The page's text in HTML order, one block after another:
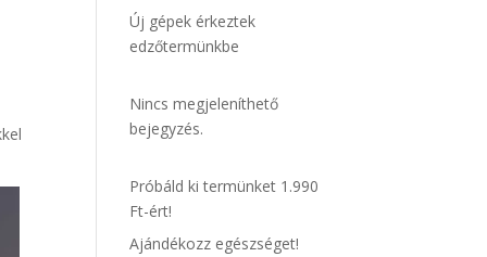
Új gépek érkeztek
edzőtermünkbe
Nincs megjeleníthető
bejegyzés.
Próbáld ki termünket 1.990
Ft-ért!
Ajándékozz egészséget!